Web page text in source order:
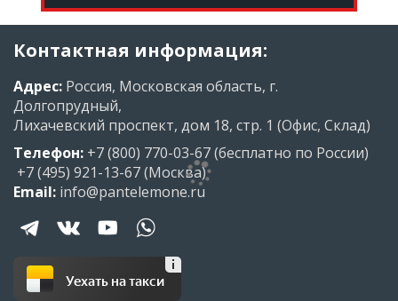
Контактная информация:
Адрес: Россия, Московская область, г.
Долгопрудный,
Лихачевский проспект, дом 18, стр. 1 (Офис, Склад)
Телефон: +7 (800) 770-03-67(бесплатно по России)
+7 (495) 921-13-67(Москва)
Email: info@pantelemone.ru
Уехать на такси